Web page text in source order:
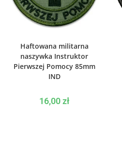
Haftowana militarna
naszywka Instruktor
Pierwszej Pomocy 85mm
IND
16,00zł